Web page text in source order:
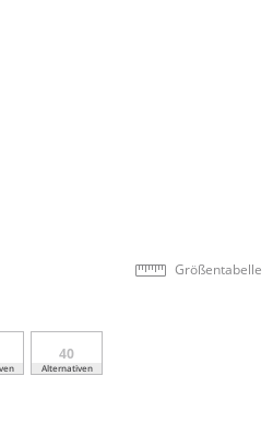
Größentabelle
40
Alternativen